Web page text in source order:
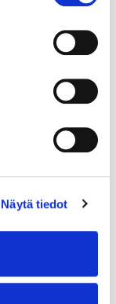
Näytä tiedot